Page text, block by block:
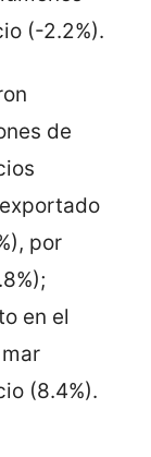
(-2.2%).
de
por
en el
(8.4%).